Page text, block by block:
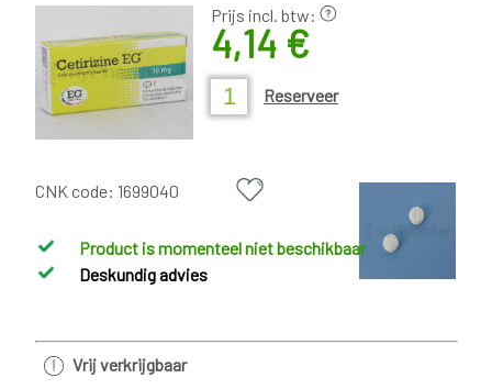
Prijs incl. btw:
4,14 €
Reserveer
CNK code: 1699040
Product is momenteel niet beschikbaar
Deskundig advies
Vrij verkrijgbaar